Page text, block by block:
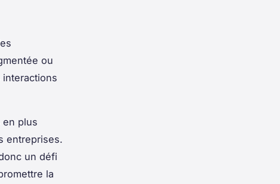
ou
en plus
entreprises.
un défi
la